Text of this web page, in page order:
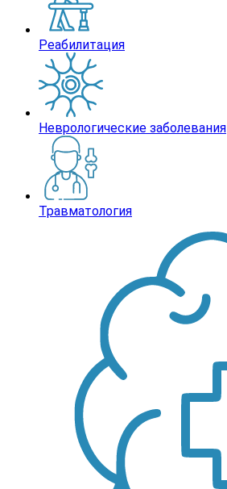
Реабилитация
Неврологические заболевания
Травматология